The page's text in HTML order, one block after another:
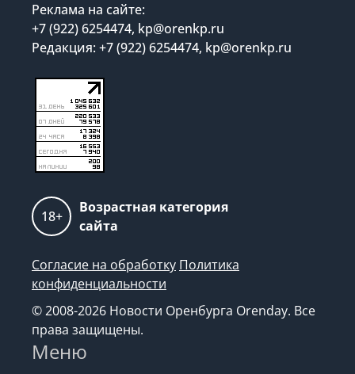
Реклама на сайте:
+7 (922) 6254474, kp@orenkp.ru
Редакция: +7 (922) 6254474, kp@orenkp.ru
18+
Возрастная категория
сайта
Согласие на обработку Политика
конфиденциальности
© 2008-2026 Новости Оренбурга Orenday. Все
права защищены.
Меню